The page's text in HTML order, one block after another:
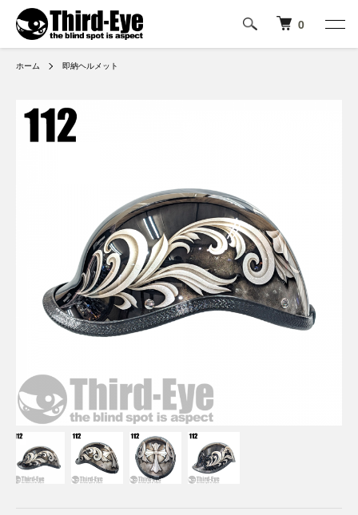
0
ホーム 即納ヘルメット